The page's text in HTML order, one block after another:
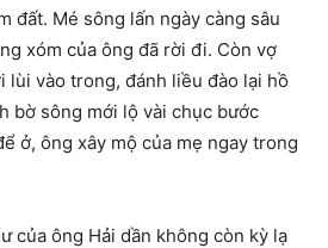
đất. Mé sông lấn ngày càng sâu
xóm của ông đã rời đi. Còn vợ
lùi vào trong, đánh liều đào lại hồ
bờ sông mới lộ vài chục bước
ở, ông xây mộ của mẹ ngay trong
của ông Hải dần không còn kỳ lạ